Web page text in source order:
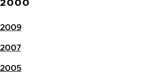
2009
2007
2005